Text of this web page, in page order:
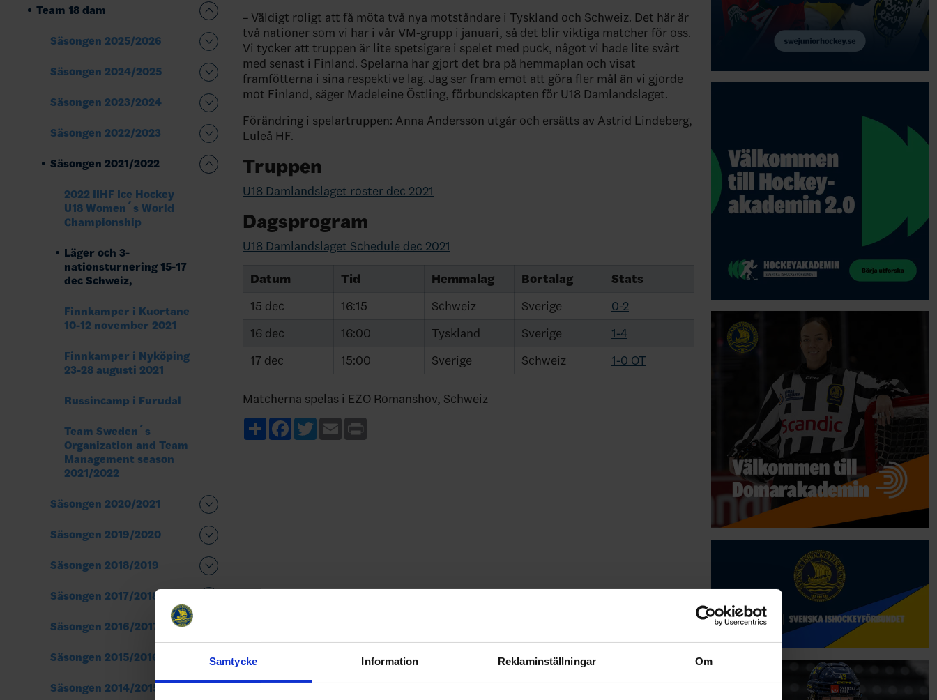
Samtycke Information Reklaminställningar Om
Team 18 dam
Säsongen 2025/2026
Säsongen 2024/2025
Säsongen 2023/2024
Säsongen 2022/2023
Säsongen 2021/2022
2022 IIHF Ice Hockey
U18 Women´s World
Championship
Läger och 3-
nationsturnering 15-17
dec Schweiz,
Finnkamper i Kuortane
10-12 november 2021
Finnkamper i Nyköping
23-28 augusti 2021
Russincamp i Furudal
Team Sweden´s
Organization and Team
Management season
2021/2022
Säsongen 2020/2021
Säsongen 2019/2020
Säsongen 2018/2019
Säsongen 2017/2018
Säsongen 2016/2017
Säsongen 2015/2016
Säsongen 2014/2015
– Väldigt roligt att få möta två nya motståndare i Tyskland och Schweiz. Det här är
två nationer som vi har i vår VM-grupp i januari, så det blir viktiga matcher för oss.
Vi tycker att truppen är lite spetsigare i spelet med puck, något vi hade lite svårt
med senast i Finland. Spelarna har gjort det bra på hemmaplan och visat
framfötterna i sina respektive lag. Jag ser fram emot att göra fler mål än vi gjorde
mot Finland, säger Madeleine Östling, förbundskapten för U18 Damlandslaget.
Förändring i spelartruppen: Anna Andersson utgår och ersätts av Astrid Lindeberg,
Luleå HF.
Truppen
U18 Damlandslaget roster dec 2021
Dagsprogram
U18 Damlandslaget Schedule dec 2021
Datum Tid Hemmalag Bortalag
Stats
15 dec
16:15 Schweiz Sverige
0-2
16 dec
16:00 Tyskland Sverige
1-4
17 dec
15:00 Sverige Schweiz 1-0 OT
Matcherna spelas i EZO Romanshov, Schweiz
ShareFacebook
TwitterEmail